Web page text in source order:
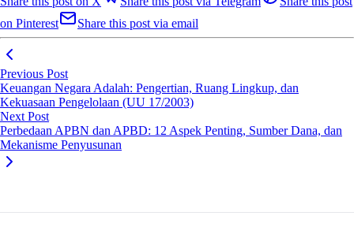
on Pinterest
Share this post via email
Previous Post
Keuangan Negara Adalah: Pengertian, Ruang Lingkup, dan
Kekuasaan Pengelolaan (UU 17/2003)
Next Post
Perbedaan APBN dan APBD: 12 Aspek Penting, Sumber Dana, dan
Mekanisme Penyusunan